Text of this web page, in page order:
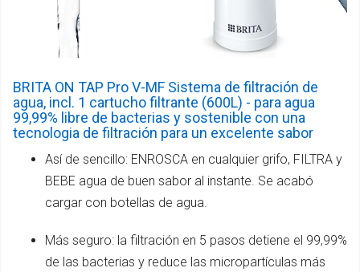
BRITA ON TAP Pro V-MF Sistema de filtración de
agua, incl. 1 cartucho filtrante (600L) - para agua
99,99% libre de bacterias y sostenible con una
tecnologia de filtración para un excelente sabor
Así de sencillo: ENROSCA en cualquier grifo, FILTRA y
BEBE agua de buen sabor al instante. Se acabó
cargar con botellas de agua.
Más seguro: la filtración en 5 pasos detiene el 99,99%
de las bacterias y reduce las micropartículas más